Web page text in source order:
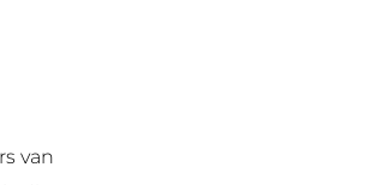
van